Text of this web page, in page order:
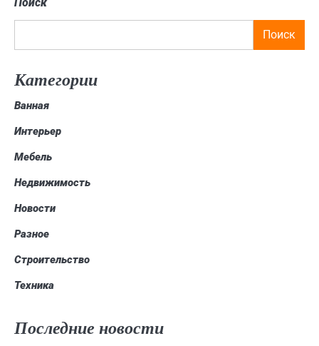
Поиск
Категории
Ванная
Интерьер
Мебель
Недвижимость
Новости
Разное
Строительство
Техника
Последние новости